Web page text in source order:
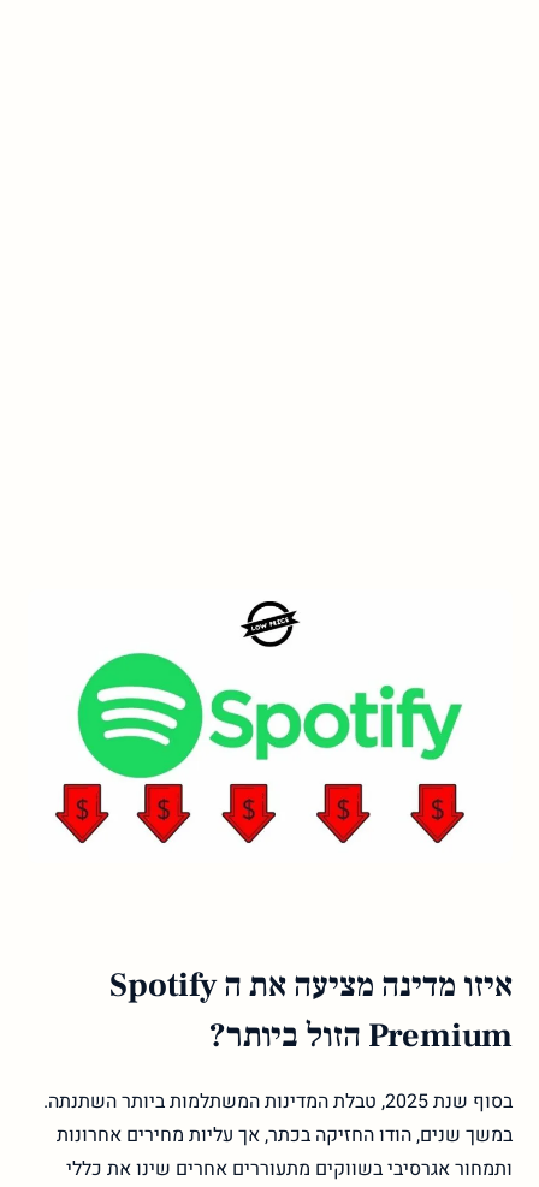
איזו מדינה מציעה את ה Spotify
Premium הזול ביותר?
בסוף שנת 2025, טבלת המדינות המשתלמות ביותר השתנתה.
במשך שנים, הודו החזיקה בכתר, אך עליות מחירים אחרונות
ותמחור אגרסיבי בשווקים מתעוררים אחרים שינו את כללי